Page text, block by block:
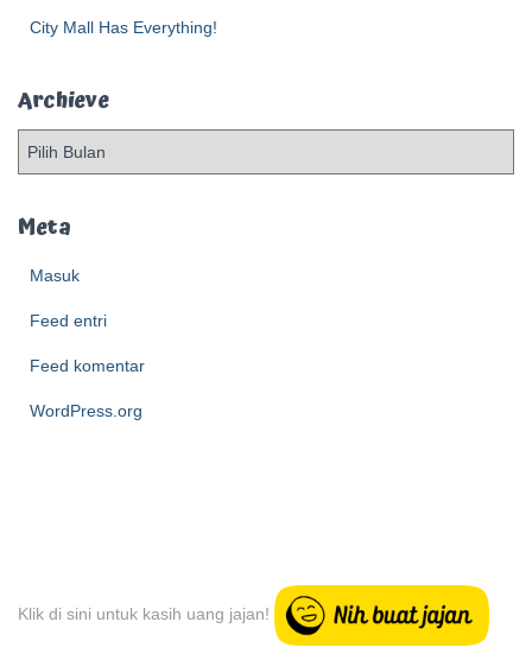
City Mall Has Everything!
Archieve
h
Meta
Masuk
Feed entri
Feed komentar
WordPress.org
Klik di sini untuk kasih uang jajan!